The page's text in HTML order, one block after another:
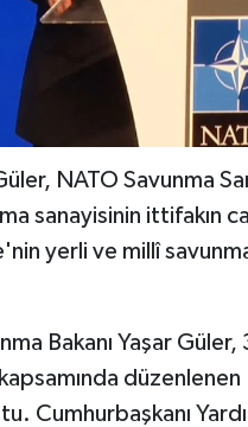
NATO Savunma
sanayisinin ittifakın
yerli ve millî
Bakanı Yaşar
Cumhurbaşkanı